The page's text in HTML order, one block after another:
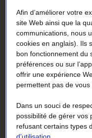
Que ce soit pour
optimiser leur
des
Fiche
Comment
Afin d’améliorer votre
site Web ainsi que la
communications, nous
cookies en anglais). Ils
bon fonctionnement du
préférences ou sur
offrir une expérience
permettent pas de vous
Dans un souci de
possibilité de gérer vos
refusant certains types
d’utilisation